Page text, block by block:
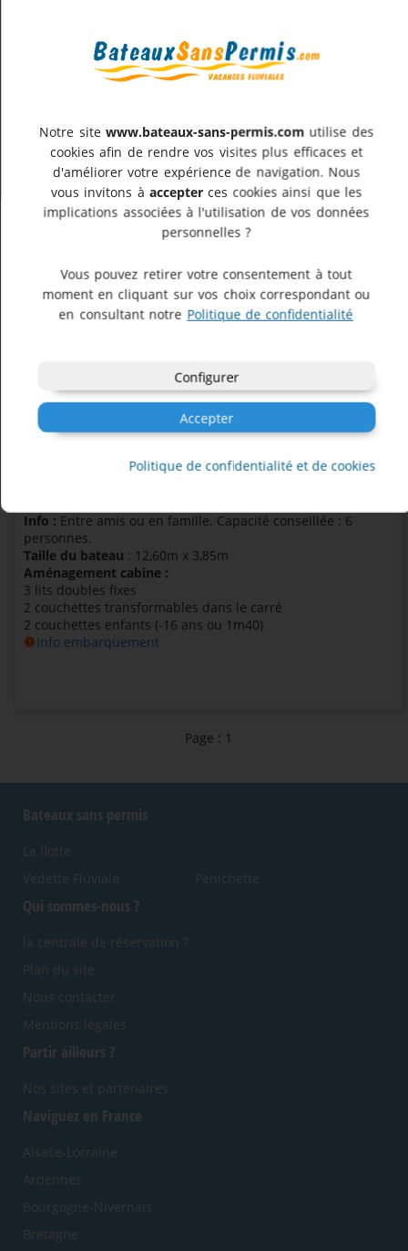
Pénichette
Comfort 6-
10 Pers
6-10
3 cabines
Demande
d'info
Pays-Bas
Info : Entre amis ou en famille. Capacité conseillée : 6
personnes.
Taille du bateau : 12,60m x 3,85m
Aménagement cabine :
3 lits doubles fixes
2 couchettes transformables dans le carré
2 couchettes enfants (-16 ans ou 1m40)
Info embarquement
Page : 1
Bateaux sans permis
La flotte
Vedette Fluviale
Pénichette
Qui sommes-nous ?
la centrale de réservation ?
Plan du site
Nous contacter
Mentions légales
Partir ailleurs ?
Nos sites et partenaires
Naviguez en France
Alsace-Lorraine
Ardennes
Bourgogne-Nivernais
Bretagne
Notre site www.bateaux-sans-permis.com utilise des
cookies afin de rendre vos visites plus efficaces et
d'améliorer votre expérience de navigation. Nous
vous invitons à accepterces cookies ainsi que les
implications associées à l'utilisation de vos données
personnelles ?
Vous pouvez retirer votre consentement à tout
moment en cliquant sur vos choix correspondant ou
en consultant notre Politique de confidentialité
Configurer
Accepter
Politique de confidentialité et de cookies